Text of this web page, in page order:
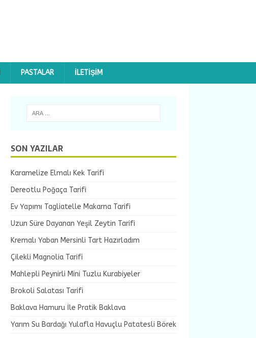
PASTALAR İLETIŞIM
SON YAZILAR
Karamelize Elmalı Kek Tarifi
Dereotlu Poğaça Tarifi
Ev Yapımı Tagliatelle Makarna Tarifi
Uzun Süre Dayanan Yeşil Zeytin Tarifi
Kremalı Yaban Mersinli Tart Hazırladım
Çilekli Magnolia Tarifi
Mahlepli Peynirli Mini Tuzlu Kurabiyeler
Brokoli Salatası Tarifi
Baklava Hamuru İle Pratik Baklava
Yarım Su Bardağı Yulafla Havuçlu Patatesli Börek